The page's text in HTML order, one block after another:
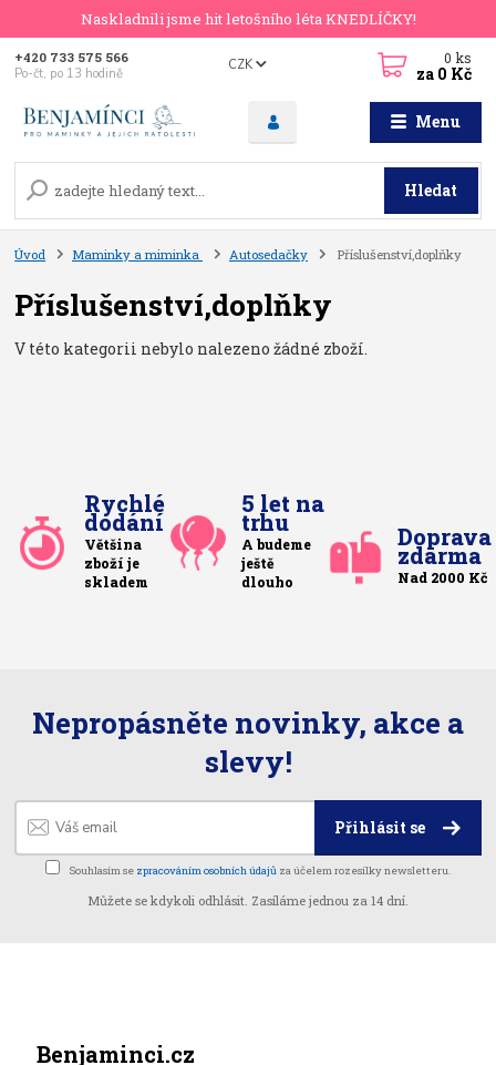
Naskladnili jsme hit letošního léta KNEDLÍČKY!
Menu
CZK
Hledat
+420 733 575 566
Po-čt, po 13 hodině
0ks
za 0 Kč
Úvod Maminky a miminka Autosedačky Příslušenství,doplňky
Příslušenství,doplňky
V této kategorii nebylo nalezeno žádné zboží.
Rychlé
dodání
Většina
zboží je
skladem
5 let na
trhu
A budeme
ještě
dlouho
Doprava
zdarma
Nad 2000 Kč
Nepropásněte novinky, akce a
slevy!
Přihlásit se
Souhlasím se zpracováním osobních údajů za účelem rozesílky newsletteru.
Můžete se kdykoli odhlásit. Zasíláme jednou za 14 dní.
Benjaminci.cz